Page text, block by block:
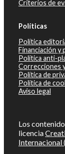
Criterios de
Políticas
Política
Financiación y
Política anti-
Correcciones
Política de
Política de
Aviso legal
Los
licencia
Internacional